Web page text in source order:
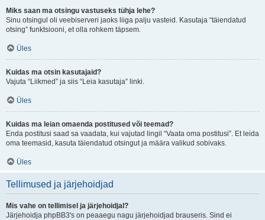
Miks saan ma otsingu vastuseks tühja lehe?
Sinu otsingul oli veebiserveri jaoks liiga palju vasteid. Kasutaja “täiendatud
otsing” funktsiooni, et olla rohkem täpsem.
Üles
Kuidas ma otsin kasutajaid?
Vajuta “Liikmed” ja siis “Leia kasutaja” linki.
Üles
Kuidas ma leian omaenda postitused või teemad?
Enda postitusi saad sa vaadata, kui vajutad lingil “Vaata oma postitusi”. Et leida
oma teemasid, kasuta täiendatud otsingut ja määra valikud sobivaks.
Üles
Tellimused ja järjehoidjad
Mis vahe on tellimisel ja järjehoidjal?
Järjehoidja phpBB3's on peaaegu nagu järjehoidjad brauseris. Sind ei